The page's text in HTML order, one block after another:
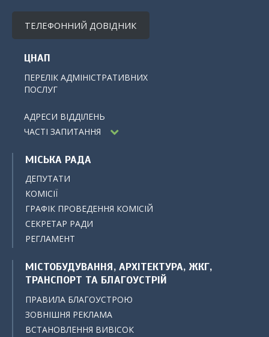
ТЕЛЕФОННИЙ ДОВІДНИК
ЦНАП
ПЕРЕЛІК АДМІНІСТРАТИВНИХ
ПОСЛУГ
АДРЕСИ ВІДДІЛЕНЬ
ЧАСТІ ЗАПИТАННЯ
МІСЬКА РАДА
ДЕПУТАТИ
КОМІСІЇ
ГРАФІК ПРОВЕДЕННЯ КОМІСІЙ
СЕКРЕТАР РАДИ
РЕГЛАМЕНТ
МІСТОБУДУВАННЯ, АРХІТЕКТУРА, ЖКГ,
ТРАНСПОРТ ТА БЛАГОУСТРІЙ
ПРАВИЛА БЛАГОУСТРОЮ
ЗОВНІШНЯ РЕКЛАМА
ВСТАНОВЛЕННЯ ВИВІСОК